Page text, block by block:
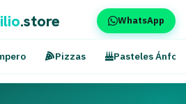
.store WhatsApp
Pizzas Pasteles Ánfora